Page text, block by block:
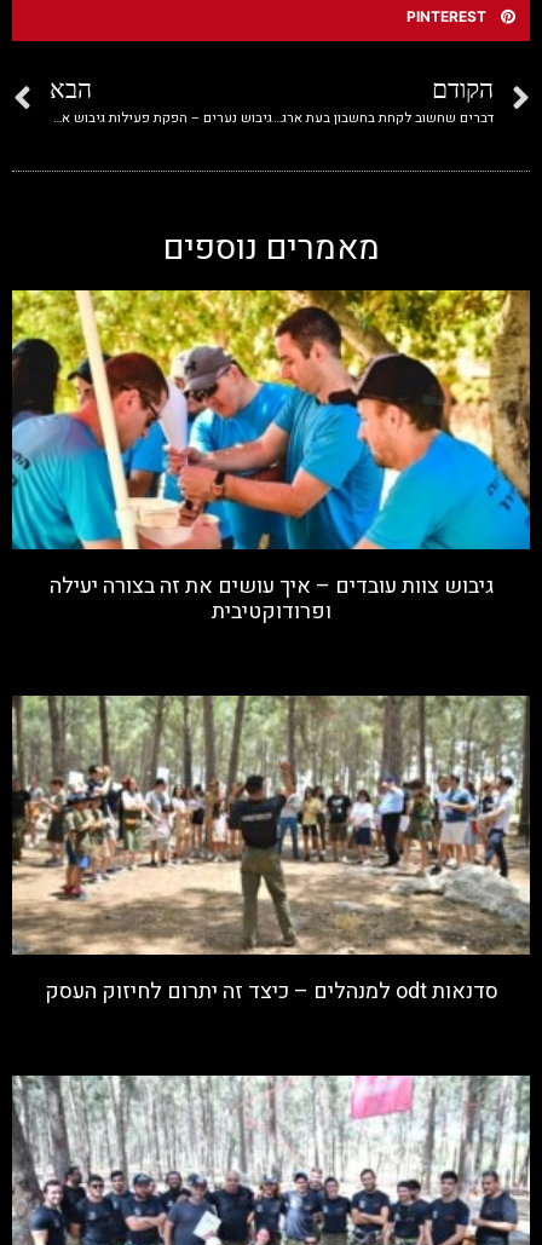
PINTEREST
הקודם
דברים שחשוב לקחת בחשבון בעת ארגון יום גיבוש
הבא
גיבוש נערים – הפקת פעילות גיבוש אפקטיבית!
מאמרים נוספים
גיבוש צוות עובדים – איך עושים את זה בצורה יעילה
ופרודוקטיבית
סדנאות odt למנהלים – כיצד זה יתרום לחיזוק העסק